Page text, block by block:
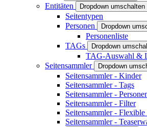
Entitäten Dropdown umschalten
Seitentypen
Personen
Dropdown
Personenliste
TAGs
Dropdown
TAG-Auswahl &
Seitensammler
Dropdown
Seitensammler - Kinder
Seitensammler - Tags
Seitensammler -
Seitensammler - Filter
Seitensammler - Flexible
Seitensammler -